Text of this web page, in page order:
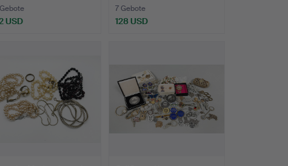
USD
7 Gebote
128 USD